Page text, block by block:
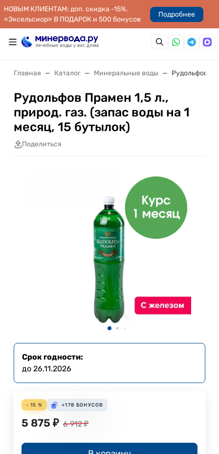
НОВЫМ КЛИЕНТАМ: доп. скидка -15%,
«Эксельсиор» В ПОДАРОК и 500 бонусов
Подробнее
Главная Каталог Минеральные воды Рудольфов
Рудольфов Прамен 1,5 л.,
природ. газ. (запас воды на 1
месяц, 15 бутылок)
Поделиться
Срок годности:
до 26.11.2026
- 15 % +178 БОНУСОВ
5 875 ₽ 6 912 ₽